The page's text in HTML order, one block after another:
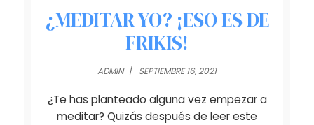
¿MEDITAR YO? ¡ESO ES DE
FRIKIS!
ADMIN / SEPTIEMBRE 16, 2021
¿Te has planteado alguna vez empezar a
meditar? Quizás después de leer este